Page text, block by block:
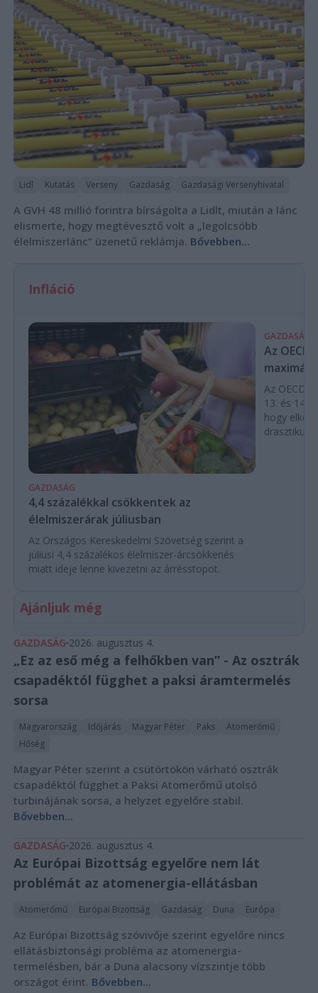
Lidl Kutatás Verseny Gazdaság Gazdasági Versenyhivatal
A GVH 48 millió forintra bírságolta a Lidlt, miután a lánc
elismerte, hogy megtévesztő volt a „legolcsóbb
élelmiszerlánc” üzenetű reklámja. Bővebben...
Infláció
GAZDASÁG
4,4 százalékkal csökkentek az
élelmiszerárak júliusban
Az Országos Kereskedelmi Szövetség szerint a
júliusi 4,4 százalékos élelmiszer-árcsökkenés
miatt ideje lenne kivezetni az árrésstopot.
GAZDASÁG
Az OECD
Az OECD
13. és 14.
hogy
drasztikus
Ajánljuk még
GAZDASÁG 2026. augusztus 4.
„Ez az eső még a felhőkben van” - Az osztrák
csapadéktól függhet a paksi áramtermelés
sorsa
Magyarország Időjárás Magyar Péter Paks
Atomerőmű
Hőség
Magyar Péter szerint a csütörtökön várható osztrák
csapadéktól függhet a Paksi Atomerőmű utolsó
turbinájának sorsa, a helyzet egyelőre stabil.
Bővebben...
GAZDASÁG 2026. augusztus 4.
Az Európai Bizottság egyelőre nem lát
problémát az atomenergia-ellátásban
Atomerőmű Európai Bizottság Gazdaság Duna Európa
Az Európai Bizottság szóvivője szerint egyelőre nincs
ellátásbiztonsági probléma az atomenergia-
termelésben, bár a Duna alacsony vízszintje több
országot érint. Bővebben...